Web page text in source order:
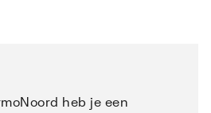
heb je een